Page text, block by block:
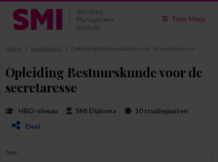
Toon Menu
Home Specialisatie Opleiding Bestuurskunde voor de secretaresse
Opleiding Bestuurskunde voor de
secretaresse
HBO-niveau SMI Diploma
10 studiepunten
Deel
Type: